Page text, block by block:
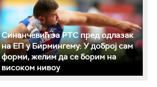
Синанчевић за РТС пред одлазак
на ЕП у Бирмингему: У доброј сам
форми, желим да се борим на
високом нивоу